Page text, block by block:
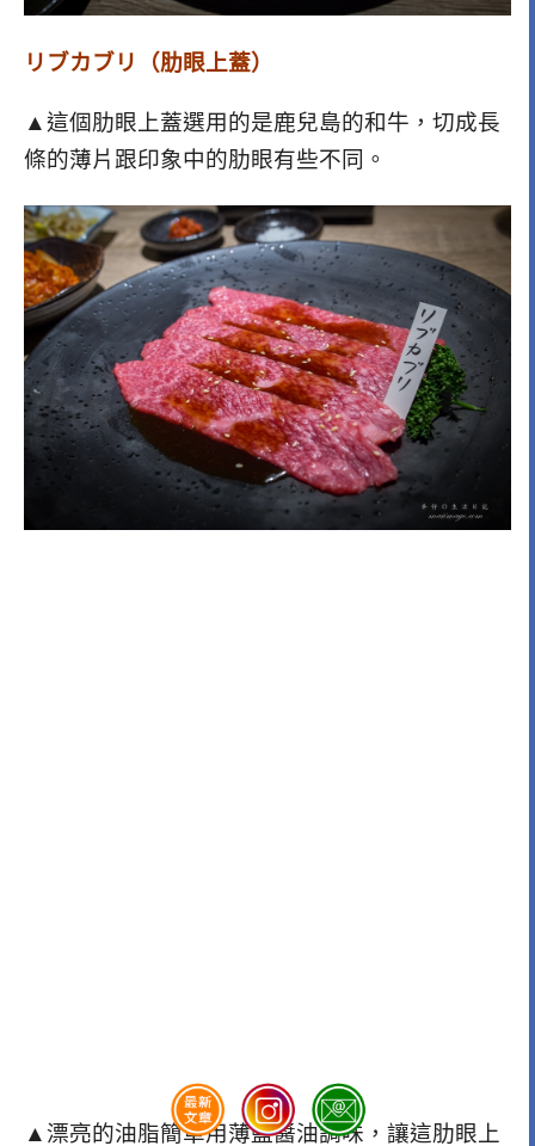
リブカブリ（肋眼上蓋）
▲這個肋眼上蓋選用的是鹿兒島的和牛，切成長
條的薄片跟印象中的肋眼有些不同。
▲漂亮的油脂簡單用薄鹽醬油調味，讓這肋眼上